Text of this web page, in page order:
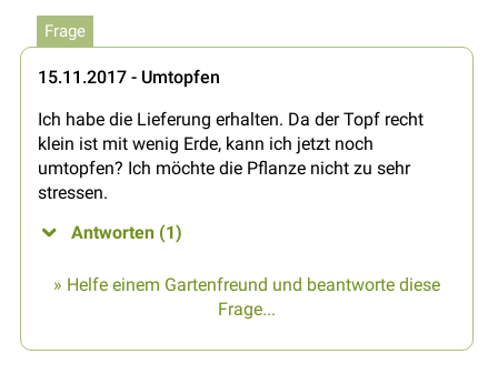
Frage
15.11.2017 - Umtopfen
Ich habe die Lieferung erhalten. Da der Topf recht
klein ist mit wenig Erde, kann ich jetzt noch
umtopfen? Ich möchte die Pflanze nicht zu sehr
stressen.
Antworten (1)
» Helfe einem Gartenfreund und beantworte diese
Frage...